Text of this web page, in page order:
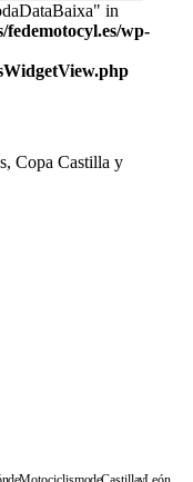
in
fedemotocyl.es/wp-
Copa Castilla y